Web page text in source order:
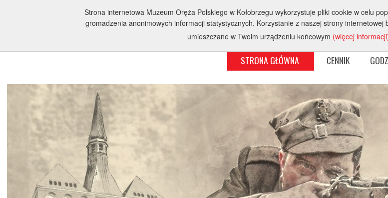
STRONA GŁÓWNA CENNIK
Strona internetowa Muzeum Oręża Polskiego w Kołobrzegu wykorzystuje pliki cookie w celu
gromadzenia anonimowych informacji statystycznych. Korzystanie z naszej strony
umieszczane w Twoim urządzeniu końcowym (więcej